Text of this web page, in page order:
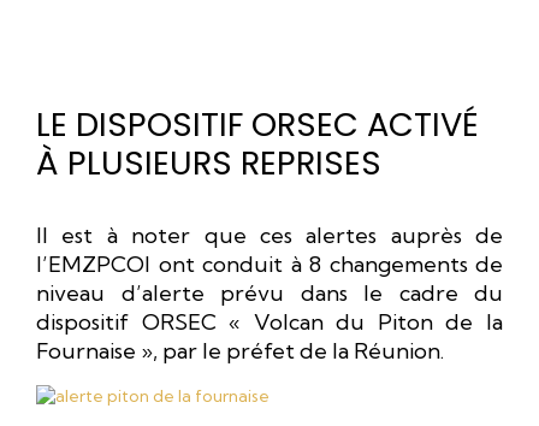
LE DISPOSITIF ORSEC ACTIVÉ
À PLUSIEURS REPRISES
Il est à noter que ces alertes auprès de
l’EMZPCOI ont conduit à 8 changements de
niveau d’alerte prévu dans le cadre du
dispositif ORSEC « Volcan du Piton de la
Fournaise », par le préfet de la Réunion.